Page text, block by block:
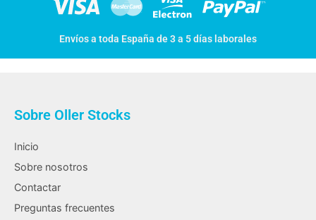
Envíos a toda España de 3 a 5 días laborales
Sobre Oller Stocks
Inicio
Sobre nosotros
Contactar
Preguntas frecuentes